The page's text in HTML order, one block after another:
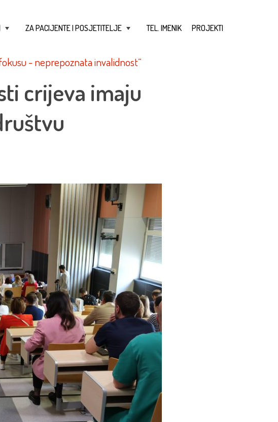
ZA PACIJENTE I POSJETITELJE TEL. IMENIK PROJEKTI
- neprepoznata invalidnost“
crijeva imaju